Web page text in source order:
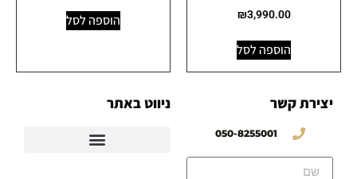
₪3,990.00
הוספה לסל
הוספה לסל
יצירת קשר
050-8255001
ניווט באתר